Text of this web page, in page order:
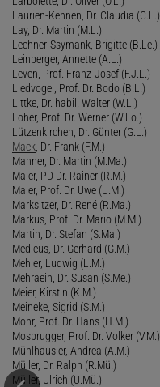
Laurien-Kehnen, Dr. Claudia (C.L.)
Lay, Dr. Martin (M.L.)
Lechner-Ssymank, Brigitte (B.Le.)
Leinberger, Annette (A.L.)
Leven, Prof. Franz-Josef (F.J.L.)
Liedvogel, Prof. Dr. Bodo (B.L.)
Littke, Dr. habil. Walter (W.L.)
Loher, Prof. Dr. Werner (W.Lo.)
Lützenkirchen, Dr. Günter (G.L.)
Mack, Dr. Frank (F.M.)
Mahner, Dr. Martin (M.Ma.)
Maier, PD Dr. Rainer (R.M.)
Maier, Prof. Dr. Uwe (U.M.)
Marksitzer, Dr. René (R.Ma.)
Markus, Prof. Dr. Mario (M.M.)
Martin, Dr. Stefan (S.Ma.)
Medicus, Dr. Gerhard (G.M.)
Mehler, Ludwig (L.M.)
Mehraein, Dr. Susan (S.Me.)
Meier, Kirstin (K.M.)
Meineke, Sigrid (S.M.)
Mohr, Prof. Dr. Hans (H.M.)
Mosbrugger, Prof. Dr. Volker (V.M.)
Mühlhäusler, Andrea (A.M.)
Müller, Dr. Ralph (R.Mü.)
Müller, Ulrich (U.Mü.)